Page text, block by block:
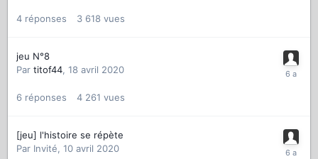
4 réponses 3 618 vues
jeu N°8
Par titof44, 18 avril 2020
6 réponses 4 261 vues
[jeu] l'histoire se répète
Par Invité, 10 avril 2020